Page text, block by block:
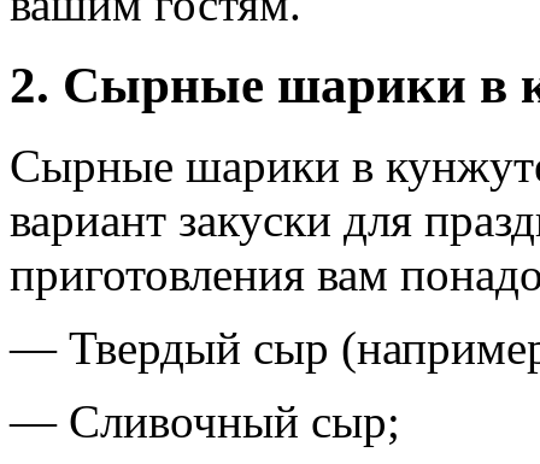
2. Сырные шарики в
Сырные шарики в
вариант закуски для
приготовления вам
— Твердый сыр
— Сливочный сыр;